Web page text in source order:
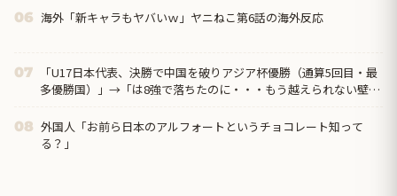
06 海外「新キャラもヤバいｗ」ヤニねこ第6話の海外反応
07
「U17日本代表、決勝で中国を破りアジア杯優勝（通算5回目・最
多優勝国）」→「は8強で落ちたのに・・・もう越えられない壁に
なに精神勝利したところで超えられない壁である」
08 外国人「お前ら日本のアルフォートというチョコレート知って
る？」